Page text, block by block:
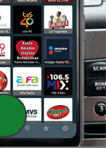
please
de